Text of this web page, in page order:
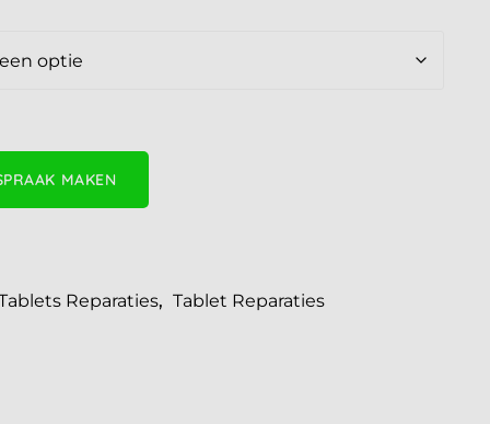
MAKEN
Reparaties, Tablet Reparaties